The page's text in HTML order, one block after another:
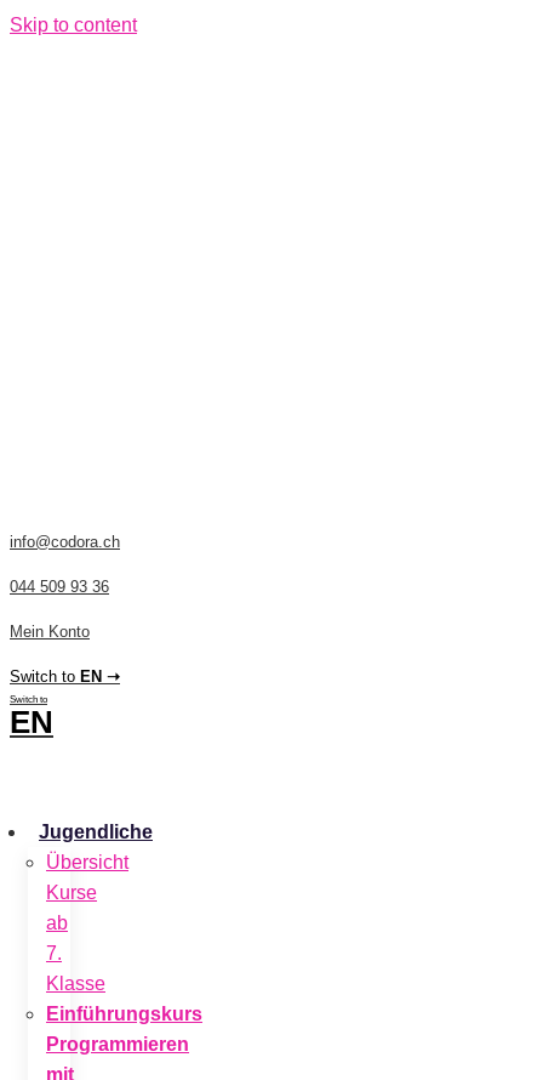
Skip to content
info@codora.ch
044 509 93 36
Mein Konto
Switch to EN ➝
Switch to
EN
Jugendliche
Übersicht
Kurse
ab
7.
Klasse
Einführungskurs
Programmieren
mit